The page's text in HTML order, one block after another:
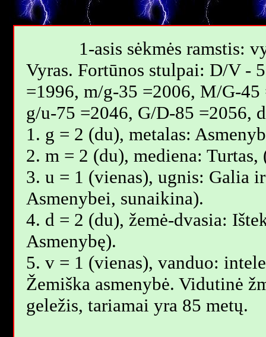
1-asis sėkmės ramstis:
Vyras. Fortūnos stulpai: D/V -
=1996, m/g-35 =2006, M/G-
g/u-75 =2046, G/D-85 =2056,
1. g = 2 (du), metalas:
2. m = 2 (du), mediena:
3. u = 1 (vienas), ugnis: Galia
Asmenybei, sunaikina).
4. d = 2 (du), žemė-dvasia:
Asmenybę).
5. v = 1 (vienas), vanduo:
Žemiška asmenybė. Vidutinė
geležis, tariamai yra 85 metų.